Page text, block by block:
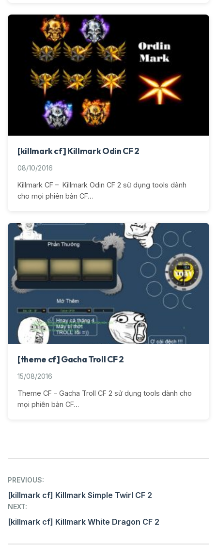
[killmark cf] Killmark Odin CF 2
08/10/2016
Killmark CF – Killmark Odin CF 2 sử dụng tools dành
cho mọi phiên bản CF…
[theme cf] Gacha Troll CF 2
15/08/2016
Theme CF – Gacha Troll CF 2 sử dụng tools dành cho
mọi phiên bản CF…
Post
navigation
PREVIOUS:
[killmark cf] Killmark Simple Twirl CF 2
NEXT:
[killmark cf] Killmark White Dragon CF 2